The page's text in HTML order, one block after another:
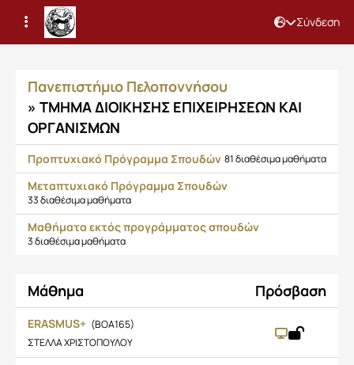
Σύνδεση
Μαθήματα
Πανεπιστήμιο Πελοποννήσου
» ΤΜΗΜΑ ΔΙΟΙΚΗΣΗΣ ΕΠΙΧΕΙΡΗΣΕΩΝ ΚΑΙ
ΟΡΓΑΝΙΣΜΩΝ
Προπτυχιακό Πρόγραμμα Σπουδών 81 διαθέσιμα μαθήματα
Μεταπτυχιακό Πρόγραμμα Σπουδών
33 διαθέσιμα μαθήματα
Μαθήματα εκτός προγράμματος σπουδών
3 διαθέσιμα μαθήματα
Μάθημα Πρόσβαση
ERASMUS+ (BOA165)
ΣΤΕΛΛΑ ΧΡΙΣΤΟΠΟΥΛΟΥ